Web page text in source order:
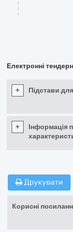
Електронні
+ Підстави
+
Інформація
Друкувати
Корисні